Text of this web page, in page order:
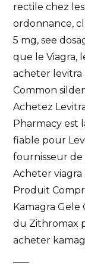
rectile chez
ordonnance,
5 mg, see
que le Viagra,
acheter levitra
Common
Achetez
Pharmacy est
fiable pour
fournisseur de
Acheter viagra
Produit
Kamagra Gele
du Zithromax
acheter